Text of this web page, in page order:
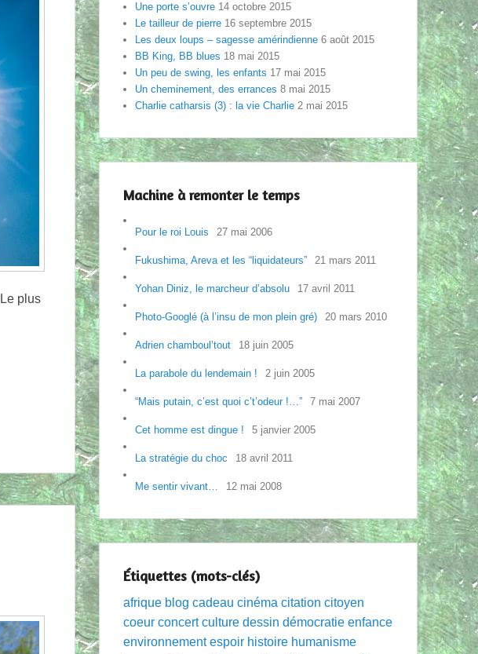
plus
Une porte s’ouvre 14 octobre 2015
Le tailleur de pierre 16 septembre 2015
Les deux loups – sagesse amérindienne 6 août 2015
BB King, BB blues 18 mai 2015
Un peu de swing, les enfants 17 mai 2015
Un cheminement, des errances 8 mai 2015
Charlie catharsis (3) : la vie Charlie 2 mai 2015
Machine à remonter le temps
Pour le roi Louis 27 mai 2006
Fukushima, Areva et les “liquidateurs” 21 mars 2011
Yohan Diniz, le marcheur d’absolu 17 avril 2011
Photo-Googlé (à l’insu de mon plein gré) 20 mars 2010
Adrien chamboul’tout 18 juin 2005
La parabole du lendemain ! 2 juin 2005
“Mais putain, c’est quoi c’t’odeur !…” 7 mai 2007
Cet homme est dingue ! 5 janvier 2005
La stratégie du choc 18 avril 2011
Me sentir vivant… 12 mai 2008
Étiquettes (mots-clés)
afrique blog cadeau cinéma citation citoyen
coeur concert culture dessin démocratie enfance
environnement espoir histoire humanisme